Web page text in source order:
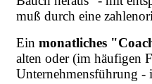
muß durch eine
Ein monatliches
alten oder (im häufigen
Unternehmensführung -